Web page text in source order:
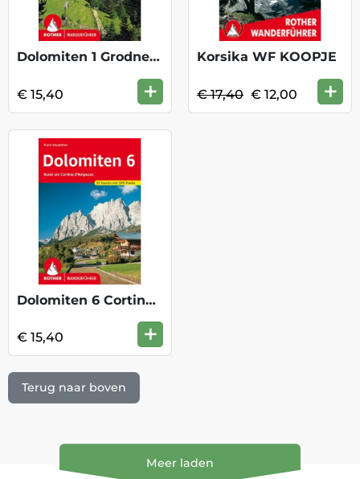
Dolomiten 1 Grodnertal
€ 15,40 +
Korsika WF KOOPJE
€ 17,40 € 12,00 +
Dolomiten 6 Cortina WF
€ 15,40 +
Terug naar boven
Meer laden